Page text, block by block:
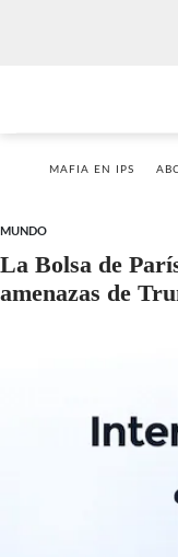
MAFIA EN IPS
MUNDO
La Bolsa de
amenazas de